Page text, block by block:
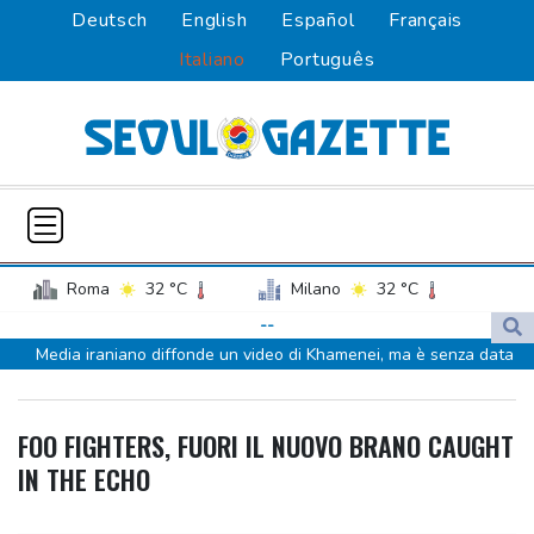
Deutsch English Español
Français
Italiano
Português
Roma 32 °C Milano
32 °C
Napoli
30 °C
--
Media iraniano diffonde un video di Khamenei, ma è senza data
musicisti
Olivia Wilde, in The Invite con Cruz, Norton e Rogen come un
FOO FIGHTERS, FUORI IL NUOVO BRANO CAUGHT
IN THE ECHO